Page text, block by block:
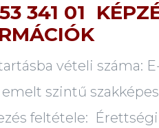
341 01
vételi száma:
szintű
feltétele: